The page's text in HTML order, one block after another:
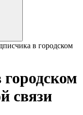
в городском
связи